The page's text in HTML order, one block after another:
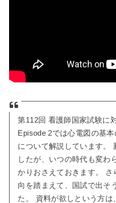
第112回 看護師国家試験に
Episode 2では心電図の基
について解説しています。
したが、いつの時代も変わ
かりおさえておきます。
向を踏まえて、国試で出そ
た。 資料が欲しという方は